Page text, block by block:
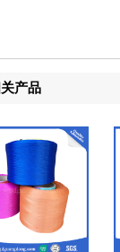
产品